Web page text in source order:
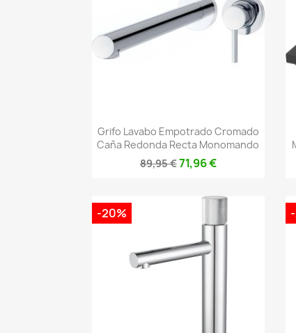
Vista rápida
Grifo Lavabo Empotrado Cromado
Caña Redonda Recta Monomando
89,95 €71,96 €
-20%